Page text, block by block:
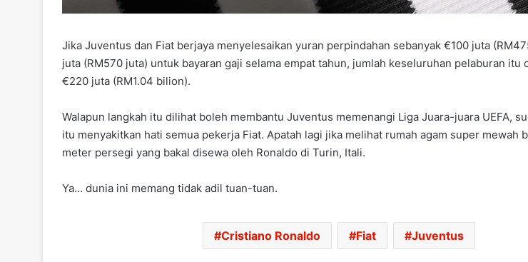
Jika Juventus dan Fiat berjaya menyelesaikan yuran perpindahan sebanyak €100 juta
juta (RM570 juta) untuk bayaran gaji selama empat tahun, jumlah keseluruhan pelaburan itu
€220 juta (RM1.04 bilion).
Walapun langkah itu dilihat boleh membantu Juventus memenangi Liga Juara-juara UEFA,
itu menyakitkan hati semua pekerja Fiat. Apatah lagi jika melihat rumah agam super mewah
meter persegi yang bakal disewa oleh Ronaldo di Turin, Itali.
Ya… dunia ini memang tidak adil tuan-tuan.
Cristiano Ronaldo Fiat Juventus
HONDA UBAH
UNTUK PLATFORM
DONGFENG NISSAN